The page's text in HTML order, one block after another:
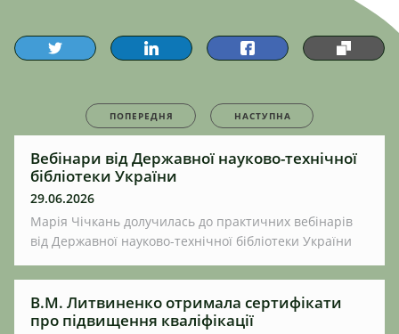
ПОПЕРЕДНЯ НАСТУПНА
Вебінари від Державної науково-технічної
бібліотеки України
29.06.2026
Марія Чічкань долучилась до практичних вебінарів
від Державної науково-технічної бібліотеки України
В.М. Литвиненко отримала сертифікати
про підвищення кваліфікації